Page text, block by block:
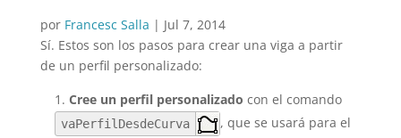
por Francesc Salla | Jul 7, 2014
Sí. Estos son los pasos para crear una viga a partir
de un perfil personalizado:
Cree un perfil personalizado con el comando
vaPerfilDesdeCurva
, que se usará para el